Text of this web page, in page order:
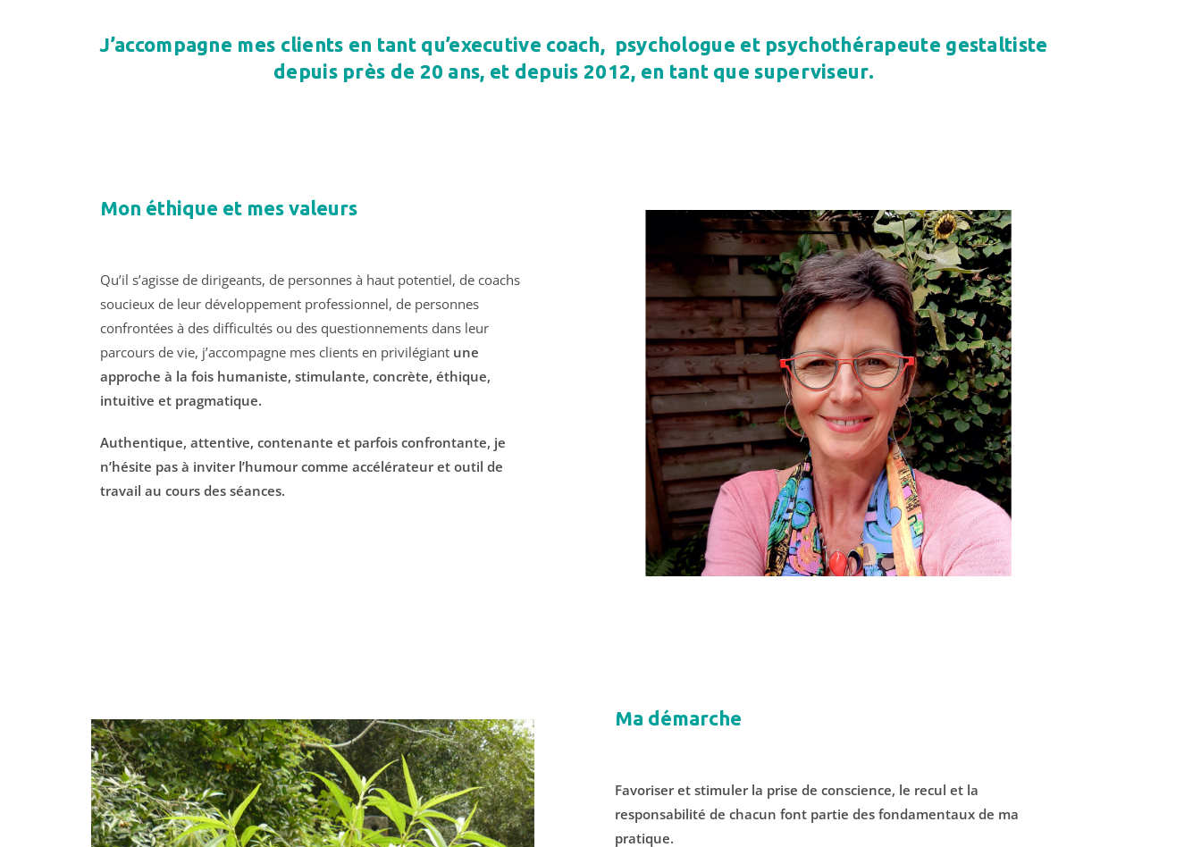
J’accompagne mes clients en tant qu’executive coach, psychologue et psychothérapeute gestaltiste
depuis près de 20 ans, et depuis 2012, en tant que superviseur.
Mon éthique et mes valeurs
Qu’il s’agisse de dirigeants, de personnes à haut potentiel, de coachs
soucieux de leur développement professionnel, de personnes
confrontées à des difficultés ou des questionnements dans leur
parcours de vie, j’accompagne mes clients en privilégiant une
approche à la fois humaniste, stimulante, concrète, éthique,
intuitive et pragmatique.
Authentique, attentive, contenante et parfois confrontante, je
n’hésite pas à inviter l’humour comme accélérateur et outil de
travail au cours des séances.
Ma démarche
Favoriser et stimuler la prise de conscience, le recul et la
responsabilité de chacun font partie des fondamentaux de ma
pratique.